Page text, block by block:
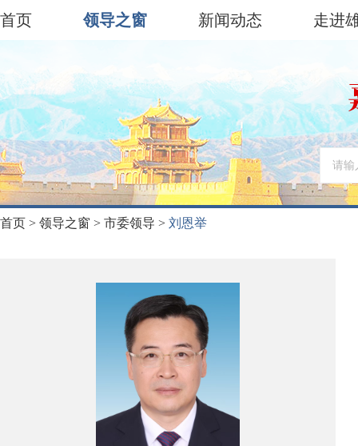
首页 领导之窗 新闻动态 走进
首页 > 领导之窗 > 市委领导 > 刘恩举